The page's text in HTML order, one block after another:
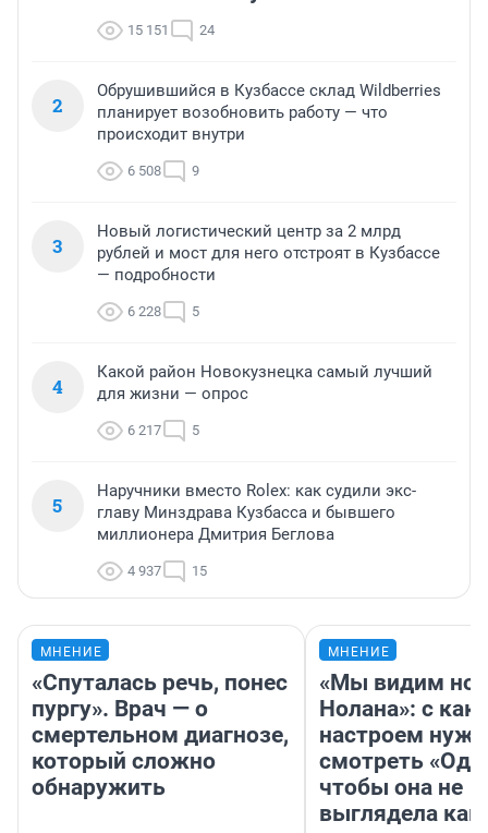
15 151 24
2
Обрушившийся в Кузбассе склад Wildberries
планирует возобновить работу — что
происходит внутри
6 508 9
3
Новый логистический центр за 2 млрд
рублей и мост для него отстроят в Кузбассе
— подробности
6 228 5
4
Какой район Новокузнецка самый лучший
для жизни — опрос
6 217 5
5
Наручники вместо Rolex: как судили экс-
главу Минздрава Кузбасса и бывшего
миллионера Дмитрия Беглова
4 937 15
МНЕНИЕ
«Спуталась речь, понес
пургу». Врач — о
смертельном диагнозе,
который сложно
обнаружить
МНЕНИЕ
«Мы видим
Нолана»: с
настроем
смотреть
чтобы она не
выглядела как